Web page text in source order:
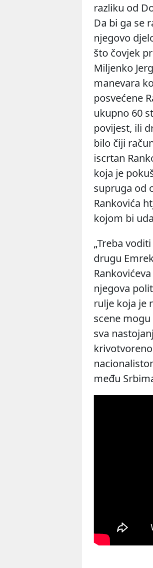
razliku od
Da bi ga se
njegovo
što čovjek
Miljenko
manevara
posvećene
ukupno 60
povijest, ili
bilo čiji
iscrtan
koja je
supruga od
Rankovića
kojom bi
„Treba
drugu
njegova
rulje koja je
scene mogu
sva
među